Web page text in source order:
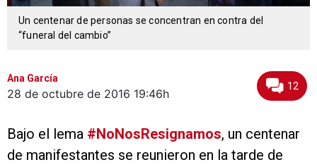
Un centenar de personas se concentran en contra del
“funeral del cambio”
Ana García
28 de octubre de 2016 19:46h
12
Bajo el lema #NoNosResignamos, un centenar
de manifestantes se reunieron en la tarde de